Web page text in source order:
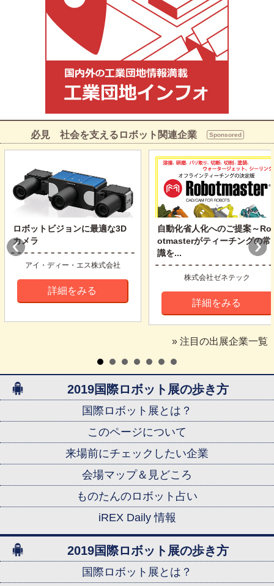
必見 社会を支えるロボット関連企業 Sponsored
ロボットビジョンに最適な3D
カメラ
アイ・ディー・エス株式会社
詳細をみる
自動化省人化へのご提案～
otmasterがティーチングの常
識を...
株式会社ゼネテック
詳細をみる
» 注目の出展企業一覧
2019国際ロボット展の歩き方
国際ロボット展とは？
このページについて
来場前にチェックしたい企業
会場マップ＆見どころ
ものたんのロボット占い
iREX Daily 情報
2019国際ロボット展の歩き方
国際ロボット展とは？